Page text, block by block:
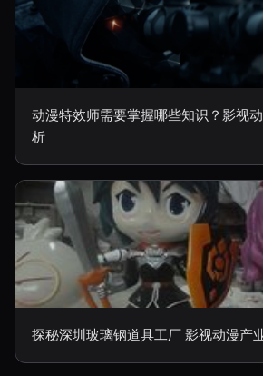
动漫特效师需要掌握哪些知识？影视
析
探秘深圳玻璃钢道具工厂 影视动漫产